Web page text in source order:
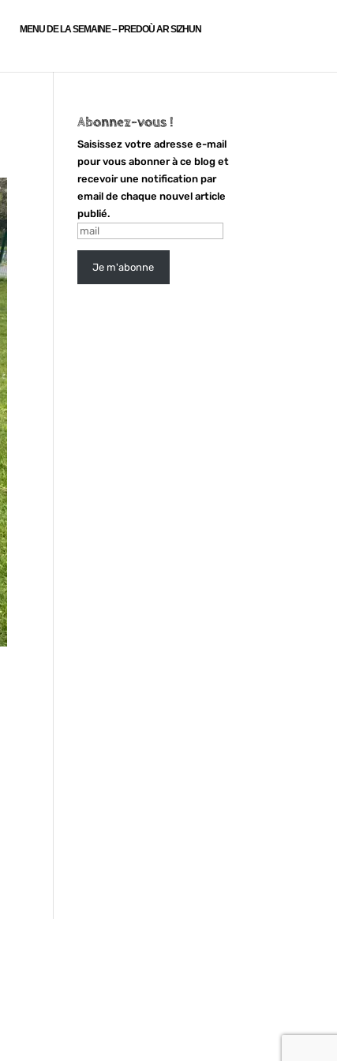
MENU DE LA SEMAINE – PREDOÙ AR SIZHUN
Abonnez-vous !
Saisissez votre adresse e-mail
pour vous abonner à ce blog et
recevoir une notification par
email de chaque nouvel article
publié.
mail
Je m'abonne